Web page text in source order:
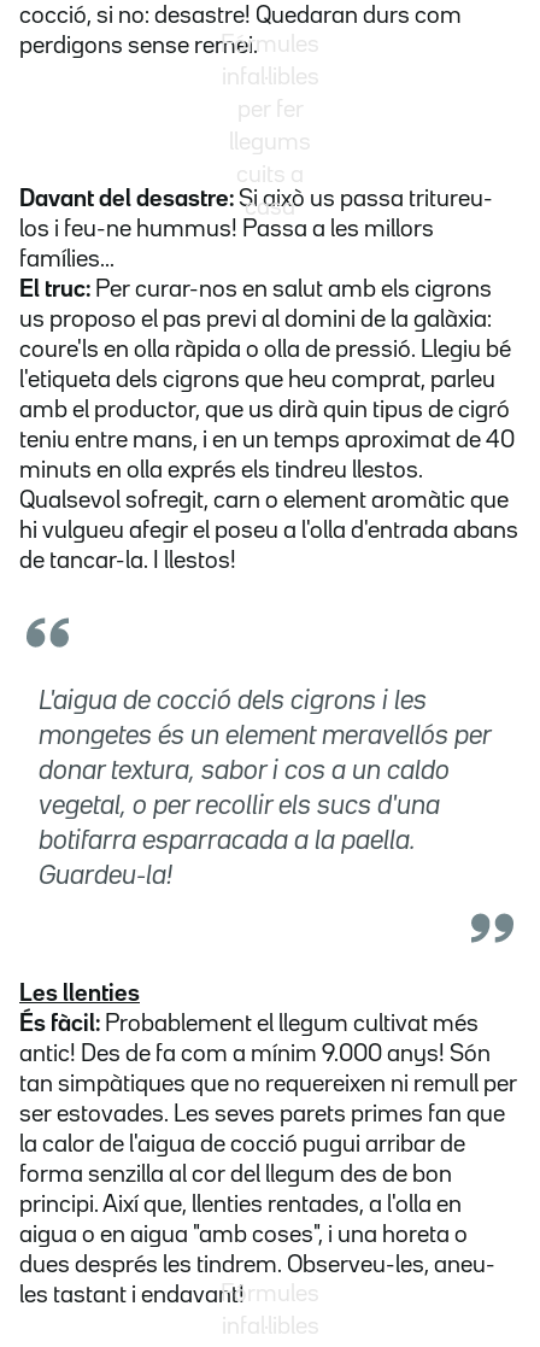
cocció, si no: desastre! Quedaran durs com
perdigons sense remei.Fórmules
infal·libles
per fer
llegums
cuits a
casa
Davant del desastre: Si això us passa tritureu-
los i feu-ne hummus! Passa a les millors
famílies...
El truc: Per curar-nos en salut amb els cigrons
us proposo el pas previ al domini de la galàxia:
coure'ls en olla ràpida o olla de pressió. Llegiu bé
l'etiqueta dels cigrons que heu comprat, parleu
amb el productor, que us dirà quin tipus de cigró
teniu entre mans, i en un temps aproximat de 40
minuts en olla exprés els tindreu llestos.
Qualsevol sofregit, carn o element aromàtic que
hi vulgueu afegir el poseu a l'olla d'entrada abans
de tancar-la. I llestos!
L'aigua de cocció dels cigrons i les
mongetes és un element meravellós per
donar textura, sabor i cos a un caldo
vegetal, o per recollir els sucs d'una
botifarra esparracada a la paella.
Guardeu-la!
Les llenties
És fàcil: Probablement el llegum cultivat més
antic! Des de fa com a mínim 9.000 anys! Són
tan simpàtiques que no requereixen ni remull per
ser estovades. Les seves parets primes fan que
la calor de l'aigua de cocció pugui arribar de
forma senzilla al cor del llegum des de bon
principi. Així que, llenties rentades, a l'olla en
aigua o en aigua "amb coses", i una horeta o
dues després les tindrem. Observeu-les, aneu-
les tastant i endavant!Fórmules
infal·libles